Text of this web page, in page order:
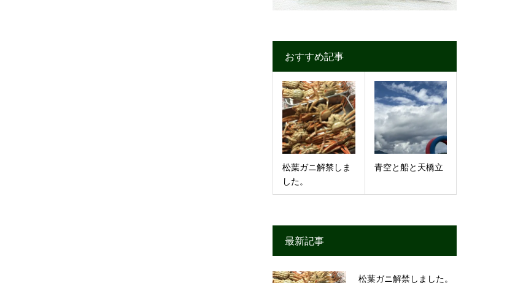
おすすめ記事
松葉ガニ解禁しま
した。
青空と船と天橋立
最新記事
松葉ガニ解禁しました。